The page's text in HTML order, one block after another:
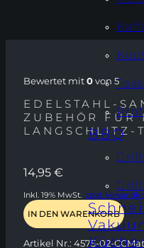
BBQ
Bewertet mit0von 5
EDELSTAHL-
ZUBEHÖR FÜR
LANGSCHLITZ-
14,95 €
Inkl. 19% MwSt. zzgl.
IN DEN WARENKORB
Artikel Nr.: 4575-02-CC